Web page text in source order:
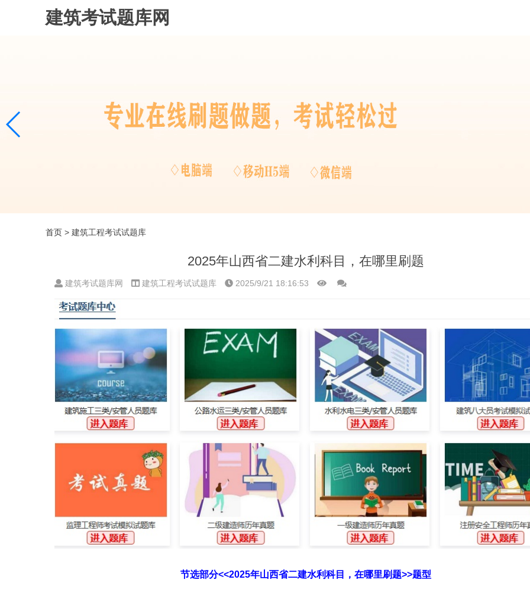
建筑考试题库网
首页 > 建筑工程考试试题库
2025年山西省二建水利科目，在哪里刷题
建筑考试题库网 建筑工程考试试题库 2025/9/21 18:16:53
节选部分<<2025年山西省二建水利科目，在哪里刷题>>题型